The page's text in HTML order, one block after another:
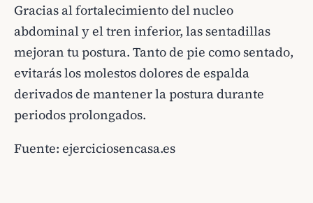
Gracias al fortalecimiento del nucleo
abdominal y el tren inferior, las sentadillas
mejoran tu postura. Tanto de pie como sentado,
evitarás los molestos dolores de espalda
derivados de mantener la postura durante
periodos prolongados.
Fuente: ejerciciosencasa.es